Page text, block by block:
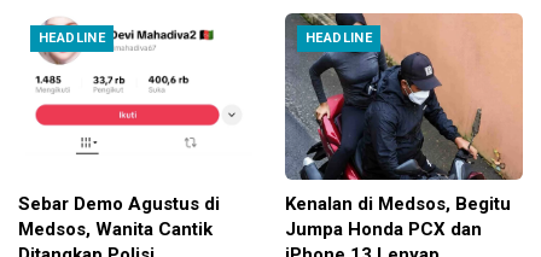
HEADLINE
Sebar Demo Agustus di
Medsos, Wanita Cantik
HEADLINE
Kenalan di Medsos, Begitu
Jumpa Honda PCX dan